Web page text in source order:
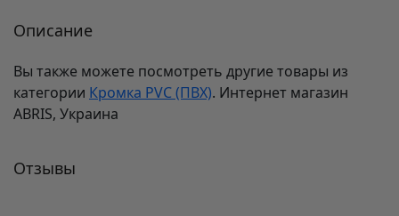
Описание
Вы также можете посмотреть другие товары из
категории Кромка PVC (ПВХ). Интернет магазин
ABRIS, Украина
Отзывы